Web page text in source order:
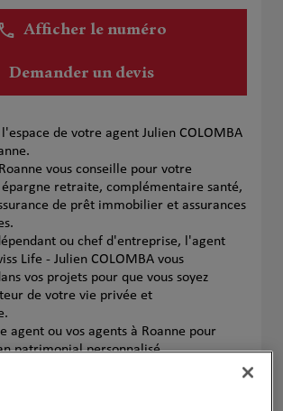
Afficher le numéro
Demander un devis
de votre agent Julien COLOMBA
vous conseille pour votre
épargne retraite, complémentaire santé,
de prêt immobilier et assurances
ou chef d'entreprise, l'agent
Life - Julien COLOMBA vous
vos projets pour que vous soyez
de votre vie privée et
agent ou vos agents à Roanne pour
patrimonial personnalisé.